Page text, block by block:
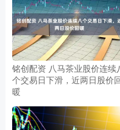
铭创配资 八马茶业股价连续
个交易日下滑，近两日股价
暖